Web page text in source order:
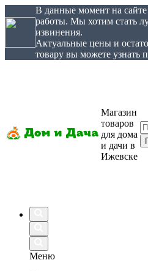
В данные момент на сайте
работы. Мы хотим стать
извинения.
Актуальные цены и
товару вы можете узнать
Магазин
товаров
для дома
и дачи в
Ижевске
Меню